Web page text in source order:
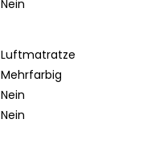
Nein
Luftmatratze
Mehrfarbig
Nein
Nein